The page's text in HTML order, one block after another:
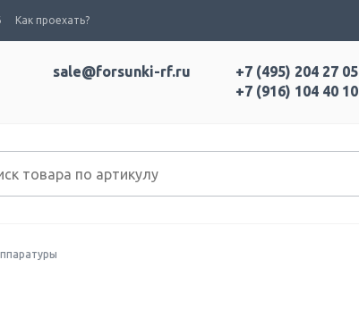
Как проехать?
+7 (495) 204 27 05
+7 (916) 104 40 10
sale@forsunki-rf.ru